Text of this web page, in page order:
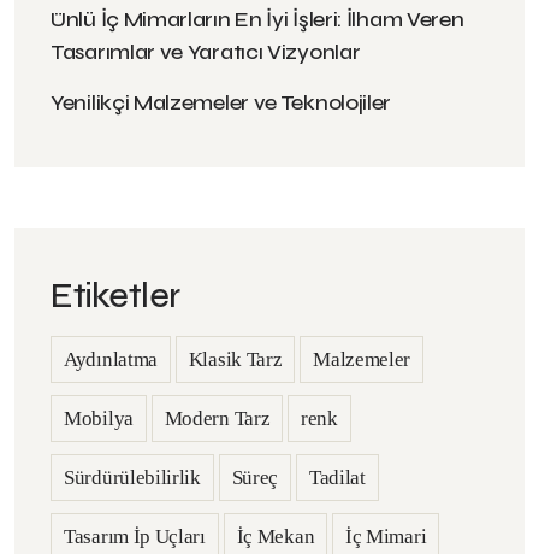
Ünlü İç Mimarların En İyi İşleri: İlham Veren
Tasarımlar ve Yaratıcı Vizyonlar
Yenilikçi Malzemeler ve Teknolojiler
Etiketler
Aydınlatma Klasik Tarz Malzemeler
Mobilya Modern Tarz renk
Sürdürülebilirlik Süreç Tadilat
Tasarım İp Uçları İç Mekan İç Mimari